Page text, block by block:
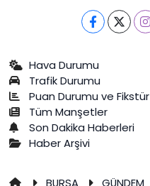
Hava Durumu
Trafik Durumu
Puan Durumu ve Fikstür
Tüm Manşetler
Son Dakika Haberleri
Haber Arşivi
BURSA GÜNDEM